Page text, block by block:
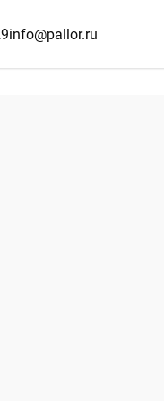
info@pallor.ru